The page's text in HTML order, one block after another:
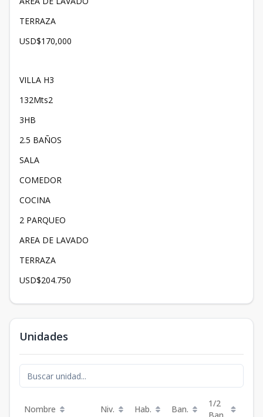
TERRAZA
USD$170,000
VILLA H3
132Mts2
3HB
2.5 BAÑOS
SALA
COMEDOR
COCINA
2 PARQUEO
AREA DE LAVADO
TERRAZA
USD$204.750
Unidades
Nombre Niv. Hab. Ban.
1/2